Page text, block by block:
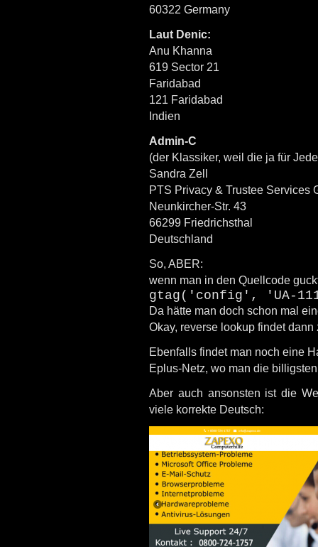
60322 Germany
Laut Denic:
Anu Khanna
619 Sector 21
Faridabad
121 Faridabad
Indien
Admin-C
(der Klassiker, weil die ja für
Sandra Zell
PTS Privacy & Trustee Services
Neunkircher-Str. 43
66299 Friedrichsthal
Deutschland
So, ABER:
wenn man in den Quellcode
gtag('config', 'UA-
Da hätte man doch schon mal
Okay, reverse lookup findet
Ebenfalls findet man noch eine
Eplus-Netz, wo man die
Aber auch ansonsten ist die
viele korrekte Deutsch: